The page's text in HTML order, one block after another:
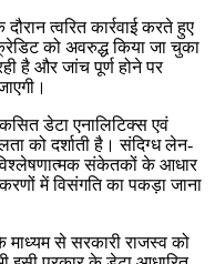
त्वरित कार्रवाई करते हुए
को अवरुद्ध किया जा चुका
है और जांच पूर्ण होने पर
डेटा एनालिटिक्स एवं
को दर्शाती है। संदिग्ध लेन-
विश्लेषणात्मक संकेतकों के आधार
में विसंगति का पकड़ा जाना
माध्यम से सरकारी राजस्व को